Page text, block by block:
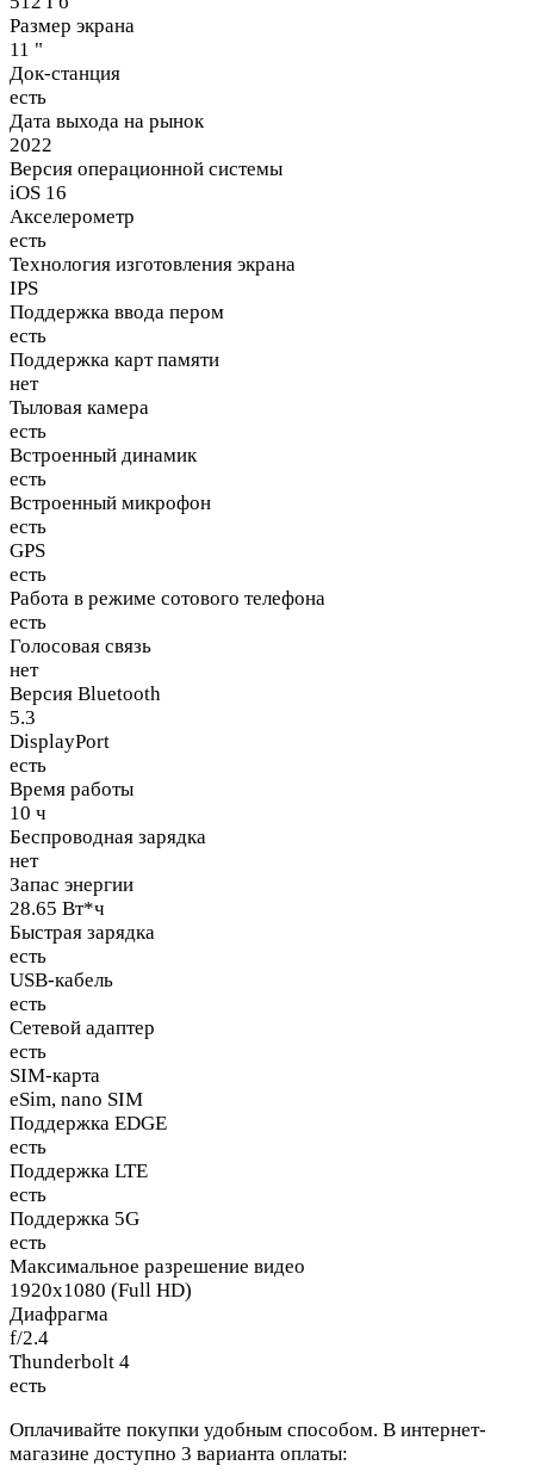
Размер экрана
11 "
Док-станция
есть
Дата выхода на рынок
2022
Версия операционной системы
iOS 16
Акселерометр
есть
Технология изготовления экрана
IPS
Поддержка ввода пером
есть
Поддержка карт памяти
нет
Тыловая камера
есть
Встроенный динамик
есть
Встроенный микрофон
есть
GPS
есть
Работа в режиме сотового телефона
есть
Голосовая связь
нет
Версия Bluetooth
5.3
DisplayPort
есть
Время работы
10 ч
Беспроводная зарядка
нет
Запас энергии
28.65 Вт*ч
Быстрая зарядка
есть
USB-кабель
есть
Сетевой адаптер
есть
SIM-карта
eSim, nano SIM
Поддержка EDGE
есть
Поддержка LTE
есть
Поддержка 5G
есть
Максимальное разрешение видео
1920x1080 (Full HD)
Диафрагма
f/2.4
Thunderbolt 4
есть
Оплачивайте покупки удобным способом. В интернет-
магазине доступно 3 варианта оплаты: